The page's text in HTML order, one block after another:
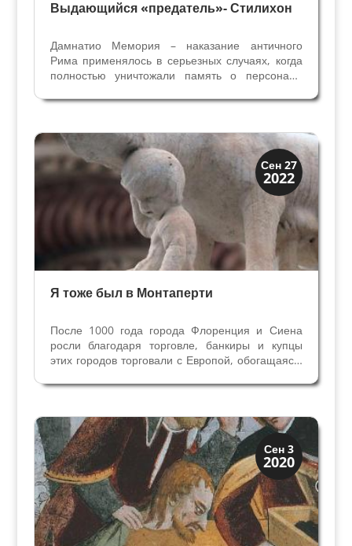
Выдающийся «предатель»- Стилихон
Дамнатио Мемория – наказание античного
Рима применялось в серьезных случаях, когда
полностью уничтожали память о персонаже
территориях Римской Империи. Флавий
нем после казни. Несмотря...
Сен 27
2022
Династии
Медичи Флоренция
Я тоже был в Монтаперти
После 1000 года города Флоренция и Сиена
росли благодаря торговле, банкиры и купцы
этих городов торговали с Европой, обогащаясь.
путь - река Арно. Сиена располагалась вдоль
Дороге...
Сен 3
2020
История
Клады и медали